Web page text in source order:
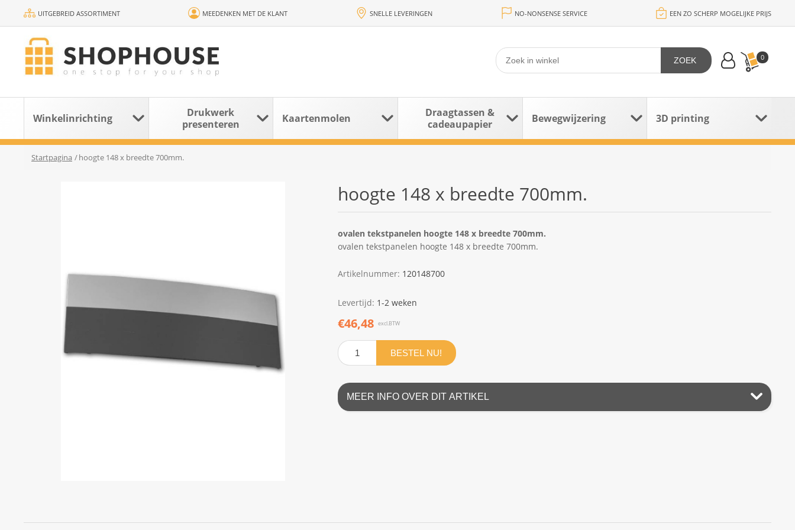
UITGEBREID ASSORTIMENT MEEDENKEN MET DE KLANT SNELLE LEVERINGEN NO-NONSENSE SERVICE EEN ZO SCHERP MOGELIJKE PRIJS
0
ZOEK
Winkelinrichting
Drukwerk
presenteren
Kaartenmolen
Draagtassen &
cadeaupapier
Bewegwijzering 3D printing
Startpagina /hoogte 148 x breedte 700mm.
hoogte 148 x breedte 700mm.
ovalen tekstpanelen hoogte 148 x breedte 700mm.
ovalen tekstpanelen hoogte 148 x breedte 700mm.
Artikelnummer: 120148700
Levertijd: 1-2 weken
€46,48 excl.BTW
BESTEL NU!
MEER INFO OVER DIT ARTIKEL